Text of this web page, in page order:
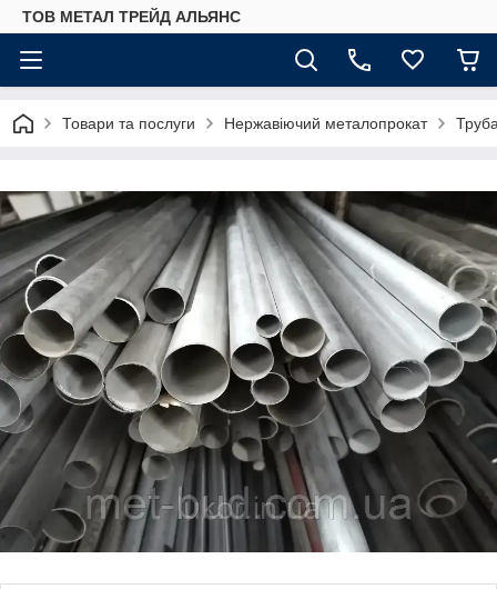
ТОВ МЕТАЛ ТРЕЙД АЛЬЯНС
Товари та послуги Нержавіючий металопрокат